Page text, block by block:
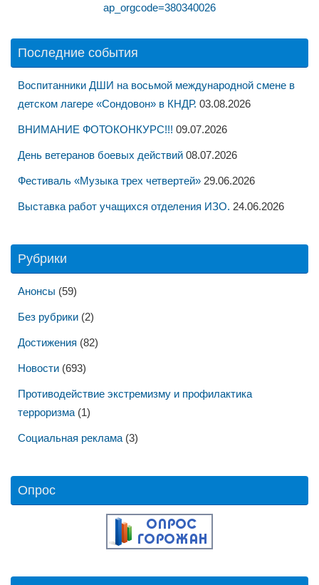
ap_orgcode=380340026
Последние события
Воспитанники ДШИ на восьмой международной смене в
детском лагере «Сондовон» в КНДР. 03.08.2026
ВНИМАНИЕ ФОТОКОНКУРС!!! 09.07.2026
День ветеранов боевых действий 08.07.2026
Фестиваль «Музыка трех четвертей» 29.06.2026
Выставка работ учащихся отделения ИЗО. 24.06.2026
Рубрики
Анонсы (59)
Без рубрики (2)
Достижения (82)
Новости (693)
Противодействие экстремизму и профилактика
терроризма (1)
Социальная реклама (3)
Опрос